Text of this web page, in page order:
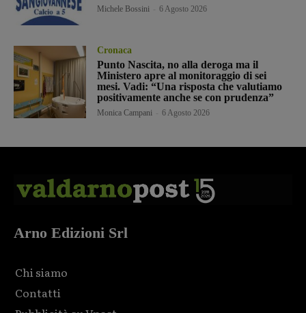
Michele Bossini 6 Agosto 2026
Cronaca
Punto Nascita, no alla deroga ma il
Ministero apre al monitoraggio di sei
mesi. Vadi: “Una risposta che valutiamo
positivamente anche se con prudenza”
Monica Campani 6 Agosto 2026
Arno Edizioni Srl
Chi siamo
Contatti